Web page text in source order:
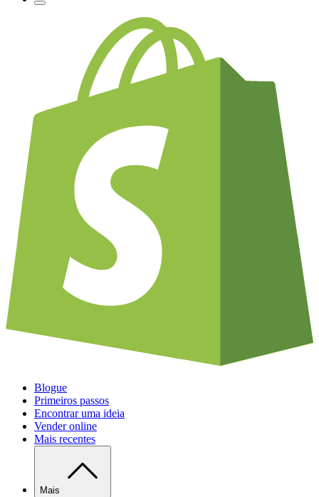
Blogue
Primeiros passos
Encontrar uma ideia
Vender online
Mais recentes
Mais